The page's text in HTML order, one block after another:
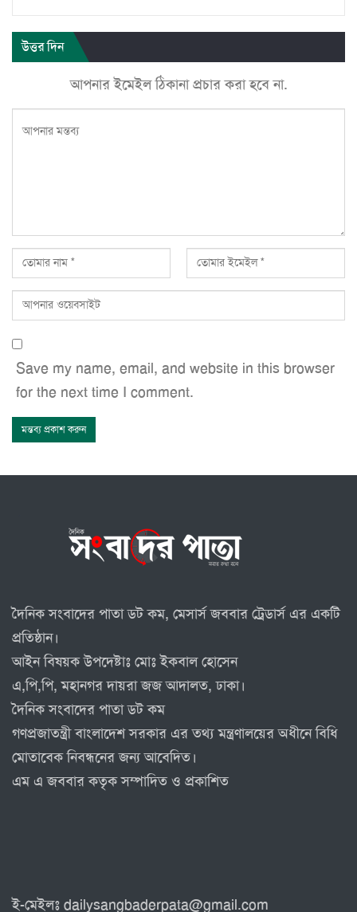
উত্তর দিন
আপনার ইমেইল ঠিকানা প্রচার করা হবে না.
Save my name, email, and website in this browser
for the next time I comment.
দৈনিক সংবাদের পাতা ডট কম, মেসার্স জববার ট্রেডার্স এর একটি
প্রতিষ্ঠান।
আইন বিষয়ক উপদেষ্টাঃ মোঃ ইকবাল হোসেন
এ,পি,পি, মহানগর দায়রা জজ আদালত, ঢাকা।
দৈনিক সংবাদের পাতা ডট কম
গণপ্রজাতন্ত্রী বাংলাদেশ সরকার এর তথ্য মন্ত্রণালয়ের অধীনে বিধি
মোতাবেক নিবন্ধনের জন্য আবেদিত।
এম এ জববার কতৃক সম্পাদিত ও প্রকাশিত
ই-মেইলঃ dailysangbaderpata@gmail.com